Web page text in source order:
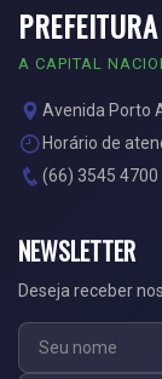
A CAPITAL
Avenida Porto
Horário de
(66) 3545 4700
NEWSLETTER
Deseja receber